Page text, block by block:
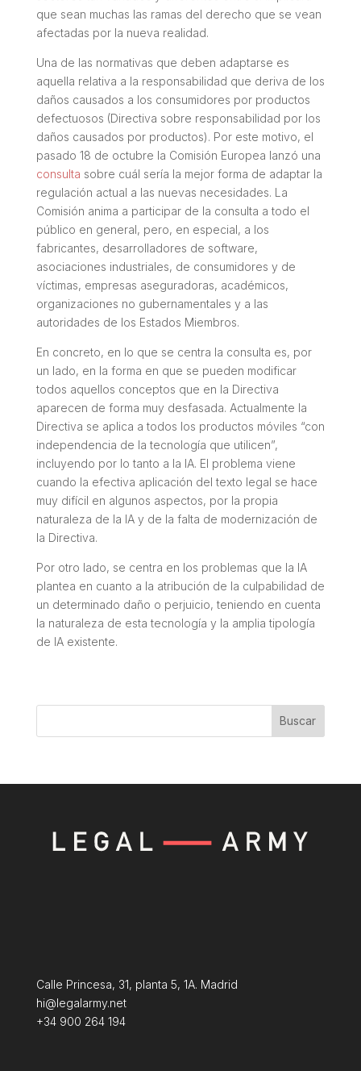
que sean muchas las ramas del derecho que se vean
afectadas por la nueva realidad.
Una de las normativas que deben adaptarse es
aquella relativa a la responsabilidad que deriva de los
daños causados a los consumidores por productos
defectuosos (Directiva sobre responsabilidad por los
daños causados por productos). Por este motivo, el
pasado 18 de octubre la Comisión Europea lanzó una
consulta sobre cuál sería la mejor forma de adaptar la
regulación actual a las nuevas necesidades. La
Comisión anima a participar de la consulta a todo el
público en general, pero, en especial, a los
fabricantes, desarrolladores de software,
asociaciones industriales, de consumidores y de
víctimas, empresas aseguradoras, académicos,
organizaciones no gubernamentales y a las
autoridades de los Estados Miembros.
En concreto, en lo que se centra la consulta es, por
un lado, en la forma en que se pueden modificar
todos aquellos conceptos que en la Directiva
aparecen de forma muy desfasada. Actualmente la
Directiva se aplica a todos los productos móviles “con
independencia de la tecnología que utilicen”,
incluyendo por lo tanto a la IA. El problema viene
cuando la efectiva aplicación del texto legal se hace
muy difícil en algunos aspectos, por la propia
naturaleza de la IA y de la falta de modernización de
la Directiva.
Por otro lado, se centra en los problemas que la IA
plantea en cuanto a la atribución de la culpabilidad de
un determinado daño o perjuicio, teniendo en cuenta
la naturaleza de esta tecnología y la amplia tipología
de IA existente.
Buscar
Calle Princesa, 31, planta 5, 1A. Madrid
hi@legalarmy.net
+34 900 264 194